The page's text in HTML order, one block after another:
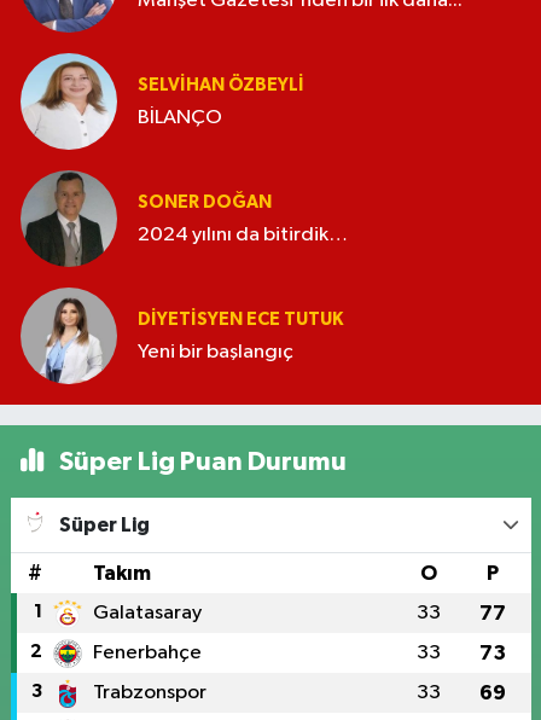
SELVIHAN ÖZBEYLI
BİLANÇO
SONER DOĞAN
2024 yılını da bitirdik…
DIYETISYEN ECE TUTUK
Yeni bir başlangıç
Süper Lig Puan Durumu
Süper Lig
# Takım O P
1 Galatasaray 33 77
2 Fenerbahçe 33 73
3 Trabzonspor 33 69